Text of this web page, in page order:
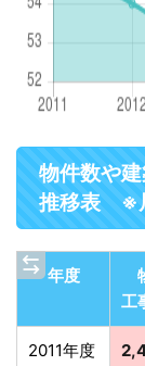
物件数や
推移表 ※
年度
工
2011年度